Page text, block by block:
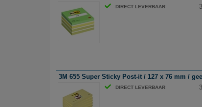
DIRECT LEVERBAAR
3M 655 Super Sticky Post-it / 127 x 76 mm /
DIRECT LEVERBAAR